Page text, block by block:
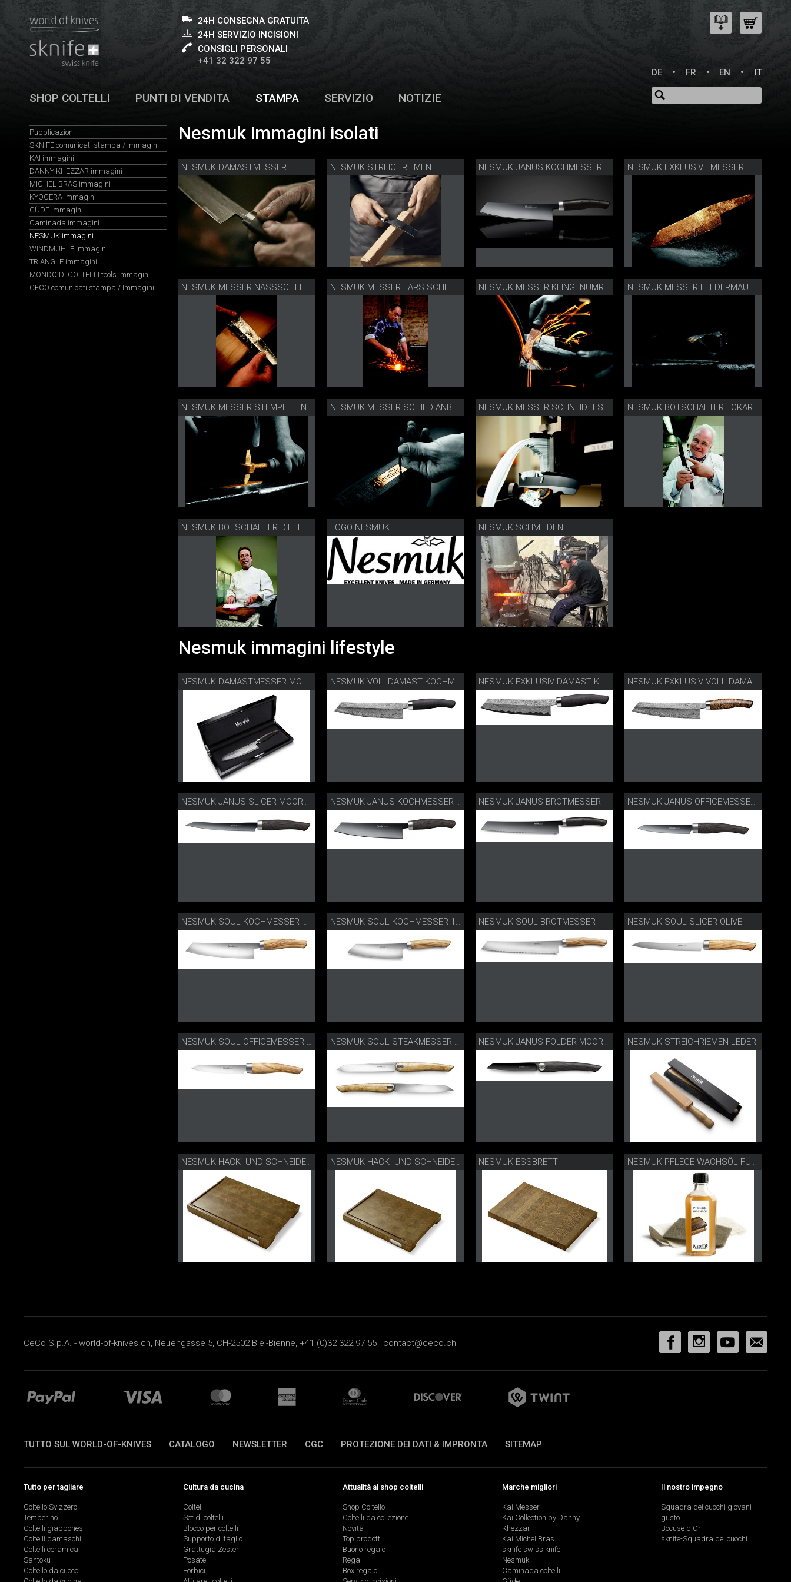
24H CONSEGNA GRATUITA
24H SERVIZIO INCISIONI
CONSIGLI PERSONALI
+41 32 322 97 55
DE
FR EN IT
SHOP COLTELLI PUNTI DI VENDITA STAMPA SERVIZIO NOTIZIE
Pubblicazioni
SKNIFE comunicati stampa / immagini
KAI immagini
DANNY KHEZZAR immagini
MICHEL BRAS immagini
KYOCERA immagini
GÜDE immagini
Caminada immagini
NESMUK immagini
WINDMÜHLE immagini
TRIANGLE immagini
MONDO DI COLTELLI tools immagini
CECO comunicati stampa / Immagini
Nesmuk immagini isolati
NESMUK DAMASTMESSER NESMUK STREICHRIEMEN NESMUK JANUS KOCHMESSER NESMUK EXKLUSIVE MESSER
NESMUK MESSER NASSSCHLEIFEN NESMUK MESSER LARS SCHEIDLER NESMUK MESSER KLINGENUMRISS SCHLEIFEN NESMUK MESSER FLEDERMAUSSTEMPEL
NESMUK MESSER SCHNEIDTEST
LOGO NESMUK NESMUK SCHMIEDEN
Nesmuk immagini lifestyle
NESMUK JANUS BROTMESSER
NESMUK SOUL BROTMESSER NESMUK SOUL SLICER OLIVE
NESMUK STREICHRIEMEN LEDER
NESMUK ESSBRETT
CeCo S.p.A. - world-of-knives.ch, Neuengasse 5, CH-2502 Biel-Bienne, +41 (0)32 322 97 55 | contact@ceco.ch
TUTTO SUL WORLD-OF-KNIVES CATALOGO NEWSLETTER CGC PROTEZIONE DEI DATI & IMPRONTA SITEMAP
Tutto per tagliare
Coltello Svizzero
Temperino
Coltelli giapponesi
Coltelli damaschi
Coltelli ceramica
Santoku
Coltello da cuoco
Cultura da cucina
Coltelli
Set di coltelli
Blocco per coltelli
Supporto di taglio
Grattugia Zester
Posate
Forbici
Attualità al shop coltelli
Shop Coltello
Coltelli da collezione
Novità
Top prodotti
Buono regalo
Regali
Box regalo
Marche migliori
Kai Messer
Kai Collection by Danny
Khezzar
Kai Michel Bras
sknife swiss knife
Nesmuk
Caminada coltelli
Il nostro impegno
Squadra dei cuochi giovani
gusto
Bocuse d'Or
sknife-Squadra dei cuochi